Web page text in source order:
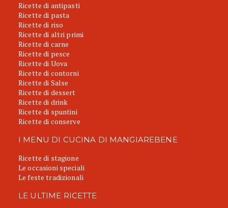
Ricette di antipasti
Ricette di pasta
Ricette di riso
Ricette di altri primi
Ricette di carne
Ricette di pesce
Ricette di Uova
Ricette di contorni
Ricette di Salse
Ricette di dessert
Ricette di drink
Ricette di spuntini
Ricette di conserve
I MENU DI CUCINA DI MANGIAREBENE
Ricette di stagione
Le occasioni speciali
Le feste tradizionali
LE ULTIME RICETTE